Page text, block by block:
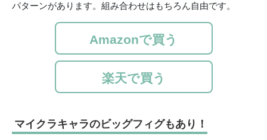
パターンがあります。組み合わせはもちろん自由です。
Amazonで買う
楽天で買う
マイクラキャラのビッグフィグもあり！